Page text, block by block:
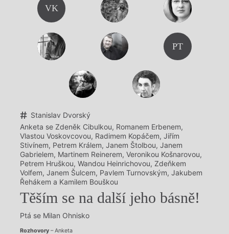
VK
PT
Stanislav Dvorský
Anketa se Zdeněk Cibulkou, Romanem Erbenem,
Vlastou Voskovcovou, Radimem Kopáčem, Jiřím
Stivínem, Petrem Králem, Janem Štolbou, Janem
Gabrielem, Martinem Reinerem, Veronikou Košnarovou,
Petrem Hruškou, Wandou Heinrichovou, Zdeňkem
Volfem, Janem Šulcem, Pavlem Turnovským, Jakubem
Řehákem a Kamilem Bouškou
Těším se na další jeho básně!
Ptá se Milan Ohnisko
Rozhovory– Anketa